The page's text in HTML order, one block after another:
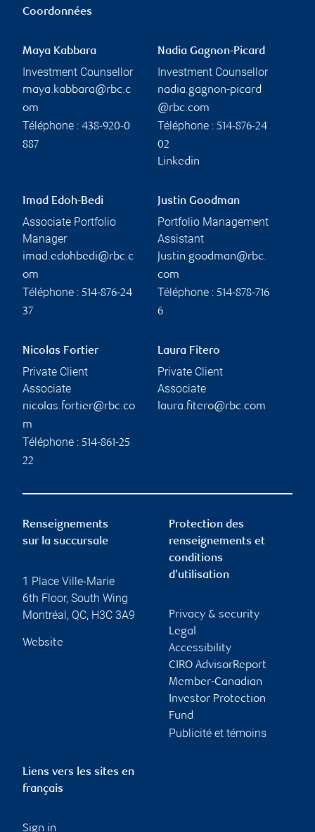
Coordonnées
Maya Kabbara
Investment Counsellor
maya.kabbara@rbc.c
om
Téléphone : 438-920-0
887
Nadia Gagnon-Picard
Investment Counsellor
nadia.gagnon-picard
@rbc.com
Téléphone : 514-876-24
02
Linkedin
Imad Edoh-Bedi
Associate Portfolio
Manager
imad.edohbedi@rbc.c
om
Téléphone : 514-876-24
37
Justin Goodman
Portfolio Management
Assistant
justin.goodman@rbc.
com
Téléphone : 514-878-716
6
Nicolas Fortier
Private Client
Associate
nicolas.fortier@rbc.co
m
Téléphone : 514-861-25
22
Laura Fitero
Private Client
Associate
laura.fitero@rbc.com
Renseignements
sur la succursale
1 Place Ville-Marie
6th Floor, South Wing
Montréal, QC, H3C 3A9
Website
Protection des
renseignements et
conditions
d’utilisation
Privacy & security
Legal
Accessibility
CIRO AdvisorReport
Member-Canadian
Investor Protection
Fund
Publicité et témoins
Liens vers les sites en
français
Sign in